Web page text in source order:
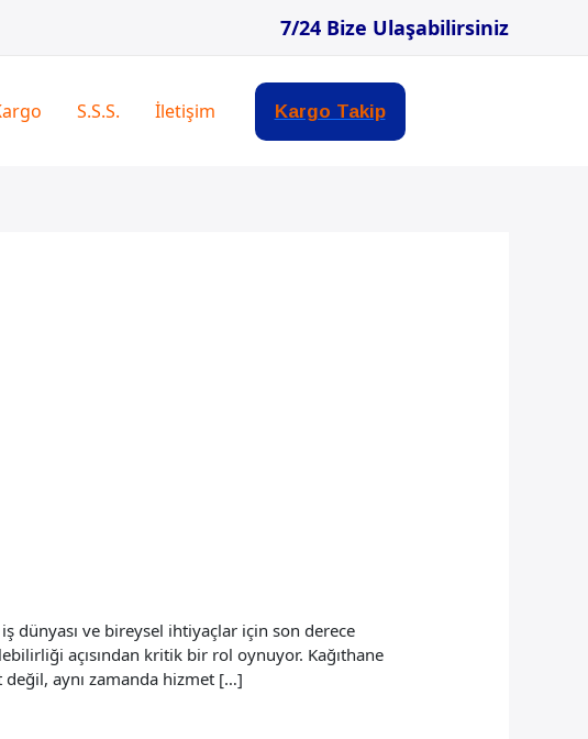
7/24 Bize Ulaşabilirsiniz
S.S.S. İletişim Kargo Takip
dünyası ve bireysel ihtiyaçlar için son derece
açısından kritik bir rol oynuyor. Kağıthane
aynı zamanda hizmet […]